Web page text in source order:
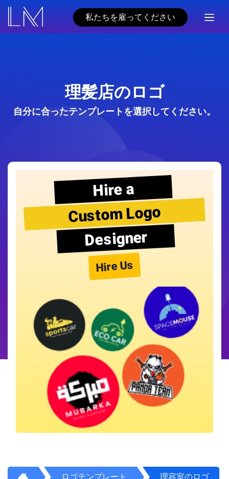
私たちを雇ってください
理髪店のロゴ
自分に合ったテンプレートを選択してください。
Hire a
Custom Logo
Designer
Hire Us
ロゴテンプレート 理容室のロゴ